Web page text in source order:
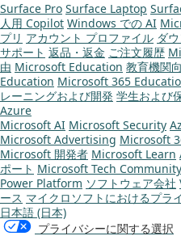
Surface Pro Surface Laptop
人用 Copilot Windows での AI
プリ アカウント プロファイル ダ
サポート 返品・返金 ご注文履歴
由 Microsoft Education 教育機関
Education Microsoft 365
レーニングおよび開発 学生および
Azure
Microsoft AI Microsoft Security
Microsoft Advertising Microsoft
Microsoft 開発者 Microsoft Learn
ポート Microsoft Tech Community
Power Platform ソフトウェア会社
ース マイクロソフトにおけるプラ
日本語 (日本)
プライバシーに関する選択